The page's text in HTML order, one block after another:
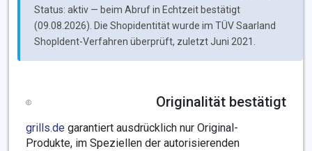
Status: aktiv — beim Abruf in Echtzeit bestätigt
(09.08.2026). Die Shopidentität wurde im TÜV Saarland
ShopIdent-Verfahren überprüft, zuletzt Juni 2021.
Originalität bestätigt
grills.de garantiert ausdrücklich nur Original-
Produkte, im Speziellen der autorisierenden